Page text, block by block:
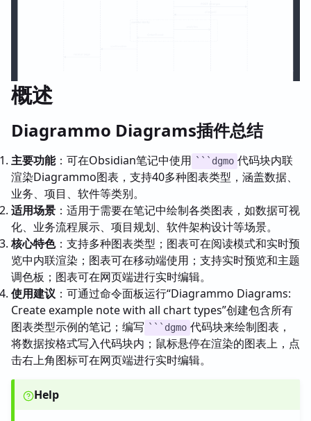
概述
Diagrammo Diagrams插件总结
主要功能：可在Obsidian笔记中使用 ```dgmo 代码块内联
渲染Diagrammo图表，支持40多种图表类型，涵盖数据、
业务、项目、软件等类别。
适用场景 ：适用于需要在笔记中绘制各类图表，如数据可视
化、业务流程展示、项目规划、软件架构设计等场景。
核心特色：支持多种图表类型；图表可在阅读模式和实时预
览中内联渲染；图表可在移动端使用；支持实时预览和主题
调色板；图表可在网页端进行实时编辑。
使用建议 ：可通过命令面板运行“Diagrammo Diagrams:
Create example note with all chart types”创建包含所有
图表类型示例的笔记；编写 ```dgmo 代码块来绘制图表，
将数据按格式写入代码块内；鼠标悬停在渲染的图表上，点
击右上角图标可在网页端进行实时编辑。
Help